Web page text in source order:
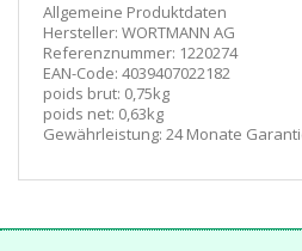
Allgemeine Produktdaten
Hersteller: WORTMANN AG
Referenznummer: 1220274
EAN-Code: 4039407022182
poids brut: 0,75kg
poids net: 0,63kg
Gewährleistung: 24 Monate